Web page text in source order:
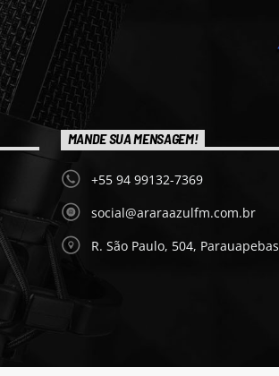
MANDE SUA MENSAGEM!
+55 94 99132-7369
social@araraazulfm.com.br
R. São Paulo, 504, Parauapebas